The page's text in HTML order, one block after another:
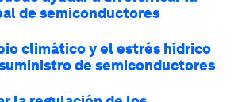
de semiconductores
climático y el estrés hídrico
de semiconductores